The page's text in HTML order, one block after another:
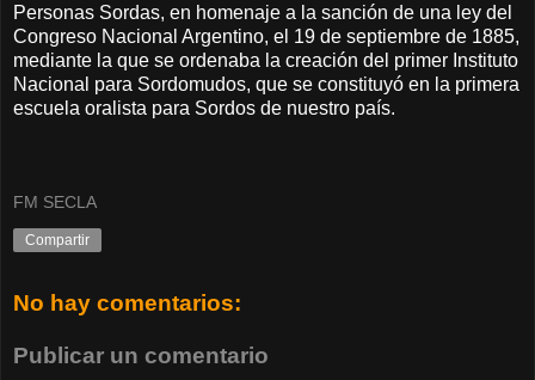
Personas Sordas, en homenaje a la sanción de una ley del
Congreso Nacional Argentino, el 19 de septiembre de 1885,
mediante la que se ordenaba la creación del primer Instituto
Nacional para Sordomudos, que se constituyó en la primera
escuela oralista para Sordos de nuestro país.
FM SECLA
Compartir
No hay comentarios:
Publicar un comentario